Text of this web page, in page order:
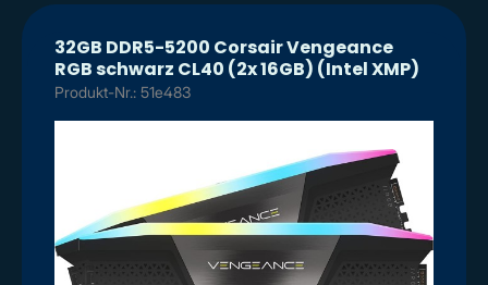
32GB DDR5-5200 Corsair Vengeance
RGB schwarz CL40 (2x 16GB) (Intel XMP)
Produkt-Nr.: 51e483